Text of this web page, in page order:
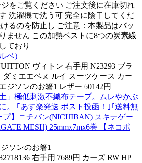
ジをご覧ください ご注文後に在庫切れ
洗濯機で洗う可 完全に陰干してくだ
るのを防止し ご注意：本製品はバッ
ません この加熱ベストに8つの炭素繊
ており
ベ）
ヴィトン 右手用 N23293 ブラ
ダミエエベヌ ルイ スーツケース カー
ジソンのお箸1 レザー 60142円
」極低刺激不織布テープ。ムレやかぶ
。 ｢あす楽発送 ポスト投函！｣｢送料無
プ】ニチバン(NICHIBAN) スキナゲー
MESH) 25mmx7mx6巻 【ネコポ
ソンのお箸1
右手用 7689円 カーズ RW HP